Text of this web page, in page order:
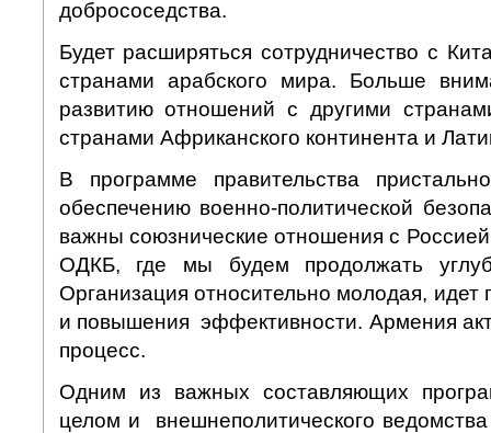
добрососедства.
Будет расширяться сотрудничество с
странами арабского мира. Больше
развитию отношений с другими
странами Африканского континента и
В программе правительства
обеспечению военно-политической
важны союзнические отношения с
ОДКБ, где мы будем продолжать
Организация относительно молодая, идет
и повышения эффективности. Армения
процесс.
Одним из важных составляющих
целом и внешнеполитического